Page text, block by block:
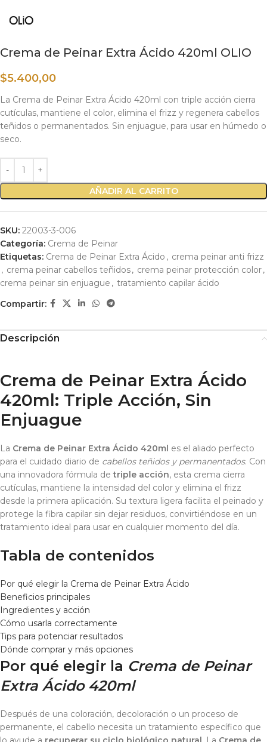
Crema de Peinar Extra Ácido 420ml OLIO
$5.400,00
La Crema de Peinar Extra Ácido 420ml con triple acción cierra
cutículas, mantiene el color, elimina el frizz y regenera cabellos
teñidos o permanentados. Sin enjuague, para usar en húmedo o
seco.
AÑADIR AL CARRITO
SKU: 22003-3-006
Categoría: Crema de Peinar
Etiquetas: Crema de Peinar Extra Ácido , crema peinar anti frizz
, crema peinar cabellos teñidos, crema peinar protección color,
crema peinar sin enjuague , tratamiento capilar ácido
Compartir:
Descripción
Crema de Peinar Extra Ácido
420ml: Triple Acción, Sin
Enjuague
La Crema de Peinar Extra Ácido 420ml es el aliado perfecto
para el cuidado diario de cabellos teñidos y permanentados. Con
una innovadora fórmula detriple acción, esta crema cierra
cutículas, mantiene la intensidad del color y elimina el frizz
desde la primera aplicación. Su textura ligera facilita el peinado y
protege la fibra capilar sin dejar residuos, convirtiéndose en un
tratamiento ideal para usar en cualquier momento del día.
Tabla de contenidos
Por qué elegir la Crema de Peinar Extra Ácido
Beneficios principales
Ingredientes y acción
Cómo usarla correctamente
Tips para potenciar resultados
Dónde comprar y más opciones
Por qué elegir la Crema de Peinar
Extra Ácido 420ml
Después de una coloración, decoloración o un proceso de
permanente, el cabello necesita un tratamiento específico que